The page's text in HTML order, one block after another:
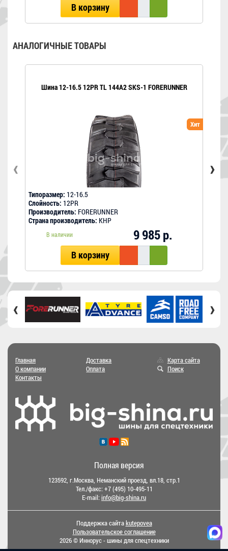
В корзину
АНАЛОГИЧНЫЕ ТОВАРЫ
Шина 12-16.5 12PR TL 144A2 SKS-1 FORERUNNER
Хит
Типоразмер: 12-16.5
Слойность: 12PR
Производитель: FORERUNNER
Страна производитель: КНР
В наличии 9 985 р.
В корзину
‹ ›
‹ ›
Главная
О компании
Контакты
Доставка
Оплата
Карта сайта
Поиск
Полная версия
123592, г.Москва, Неманский проезд, вл.18, стр.1
Тел./факс:+7 (495) 10-495-11
E-mail:info@big-shina.ru
Поддержка сайтаkutepovea
Пользовательское соглашение
2026 © Иннорус - шины для спецтехники